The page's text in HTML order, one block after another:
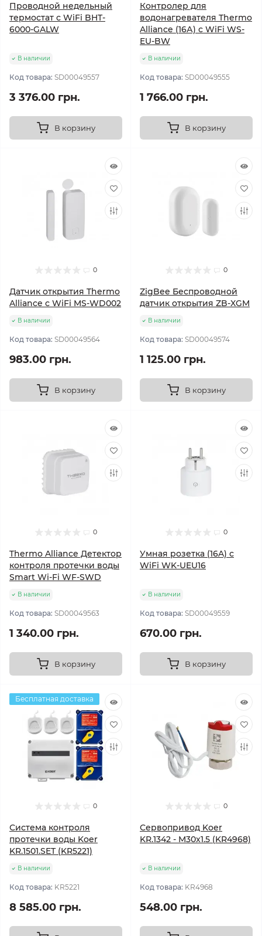
Проводной недельный
термостат с WiFi BHT-
6000-GALW
В наличии
Код товара: SD00049557
3 376.00 грн.
В корзину
Контролер для
водонагревателя Thermo
Alliance (16А) с WiFi WS-
EU-BW
В наличии
Код товара: SD00049555
1 766.00 грн.
В корзину
0
Датчик открытия Thermo
Alliance с WiFi MS-WD002
В наличии
Код товара: SD00049564
983.00 грн.
В корзину
0
ZigBee Беспроводной
датчик открытия ZB-XGM
В наличии
Код товара: SD00049574
1 125.00 грн.
В корзину
0
Thermo Alliance Детектор
контроля протечки воды
Smart Wi-Fi WF-SWD
В наличии
Код товара: SD00049563
1 340.00 грн.
В корзину
0
Умная розетка (16A) с
WiFi WK-UEU16
В наличии
Код товара: SD00049559
670.00 грн.
В корзину
Бесплатная доставка
0
Система контроля
протечки воды Koer
KR.1501.SET (KR5221)
В наличии
Код товара: KR5221
8 585.00 грн.
0
Сервопривод Koer
KR.1342 - M30x1.5 (KR4968)
В наличии
Код товара: KR4968
548.00 грн.